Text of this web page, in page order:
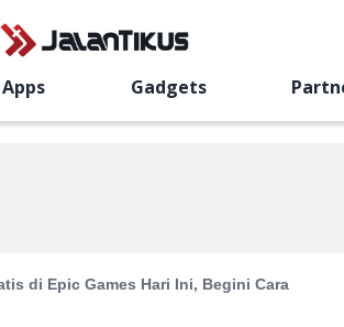
Apps Gadgets
di Epic Games Hari Ini, Begini Cara